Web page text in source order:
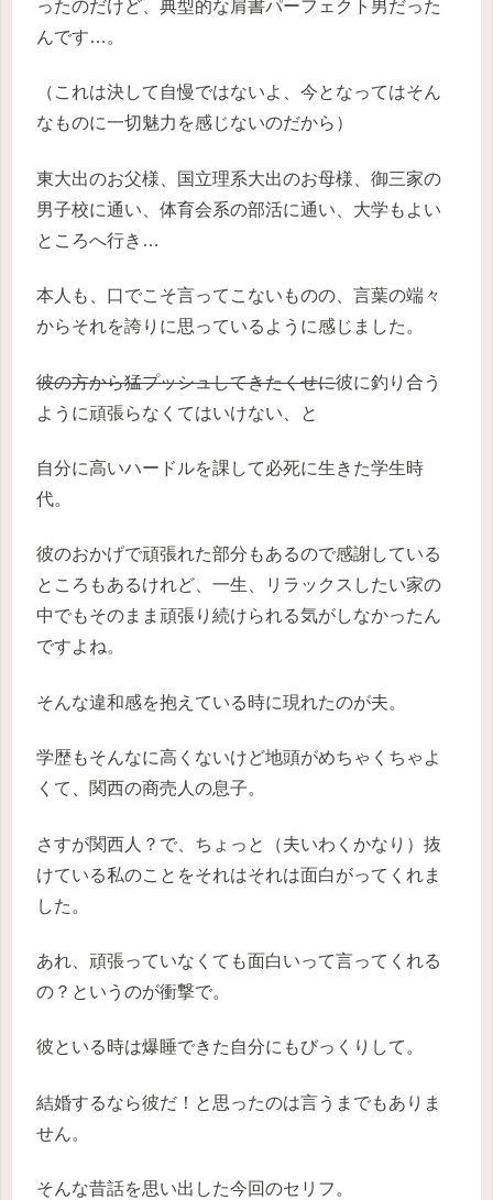
ったのだけど、典型的な肩書パーフェクト男だった
んです…。
（これは決して自慢ではないよ、今となってはそん
なものに一切魅力を感じないのだから）
東大出のお父様、国立理系大出のお母様、御三家の
男子校に通い、体育会系の部活に通い、大学もよい
ところへ行き…
本人も、口でこそ言ってこないものの、言葉の端々
からそれを誇りに思っているように感じました。
彼の方から猛プッシュしてきたくせに彼に釣り合う
ように頑張らなくてはいけない、と
自分に高いハードルを課して必死に生きた学生時
代。
彼のおかげで頑張れた部分もあるので感謝している
ところもあるけれど、一生、リラックスしたい家の
中でもそのまま頑張り続けられる気がしなかったん
ですよね。
そんな違和感を抱えている時に現れたのが夫。
学歴もそんなに高くないけど地頭がめちゃくちゃよ
くて、関西の商売人の息子。
さすが関西人？で、ちょっと（夫いわくかなり）抜
けている私のことをそれはそれは面白がってくれま
した。
あれ、頑張っていなくても面白いって言ってくれる
の？というのが衝撃で。
彼といる時は爆睡できた自分にもびっくりして。
結婚するなら彼だ！と思ったのは言うまでもありま
せん。
そんな昔話を思い出した今回のセリフ。